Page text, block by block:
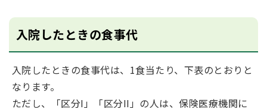
入院したときの食事代
入院したときの食事代は、1食当たり、下表のとおりと
なります。
ただし、「区分I」「区分II」の人は、保険医療機関に